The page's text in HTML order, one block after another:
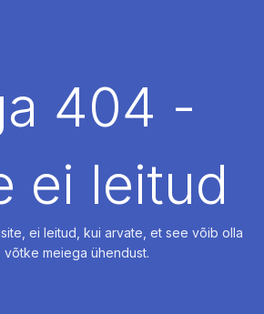
404 -
ei leitud
ei leitud, kui arvate, et see võib olla
võtke meiega ühendust.